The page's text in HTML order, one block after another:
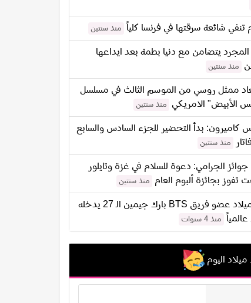
تنفي شائعة سرقتها في فرنسا كلياً منذ سنتين
يتضامن مع دنيا بطمة بعد ايداعها
منذ سنتين
ممثل روسي من الموسم الثالث في مسلسل
الأبيض" الامريكي
منذ سنتين
كاميرون: بدأ التحضير للجزء السادس والسابع
منذ سنتين
الجرامي: دعوة للسلام في غزة وتايلور
تفوز بجائزة ألبوم العام
منذ سنتين
عيد ميلاد عضو فريق BTS بارك جيمين الـ 27 يدخله
عالمياً
منذ 4 سنوات
ميلاد اليوم